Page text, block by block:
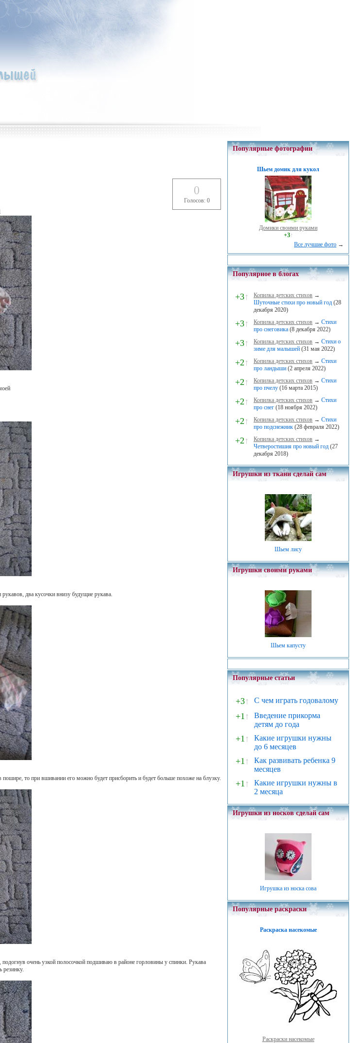
0
Голосов: 0
два кусочки внизу будущие рукава.
то при вшивании его можно будет присборить и будет больше похоже на блузку.
очень узкой полосочкой подшиваю в районе горловины у спинки. Рукава
резинку.
Популярные фотографии
Шьем домик для кукол
Домики своими руками
+3↑
Все лучшие фото →
Популярное в блогах
+3↑ Копилка детских стихов →
Шуточные стихи про новый год (28
декабря 2020)
+3↑ Копилка детских стихов → Стихи
про снеговика (8 декабря 2022)
+3↑ Копилка детских стихов → Стихи о
зиме для малышей (31 мая 2022)
+2↑ Копилка детских стихов → Стихи
про ландыши (2 апреля 2022)
+2↑ Копилка детских стихов → Стихи
про пчелу (16 марта 2015)
+2↑ Копилка детских стихов → Стихи
про снег (18 ноября 2022)
+2↑ Копилка детских стихов → Стихи
про подснежник (28 февраля 2022)
+2↑ Копилка детских стихов →
Четверостишия про новый год (27
декабря 2018)
Игрушки из ткани сделай сам
Шьем лису
Игрушки своими руками
Шьем капусту
Популярные статьи
+3↑ С чем играть годовалому
+1↑
Введение прикорма
детям до года
+1↑
Какие игрушки нужны
до 6 месяцев
+1↑
Как развивать ребенка 9
месяцев
+1↑
Какие игрушки нужны в
2 месяца
Игрушки из носков сделай сам
Игрушка из носка сова
Популярные раскраски
Раскраска насекомые
Раскраски насекомые